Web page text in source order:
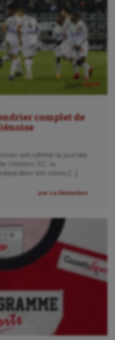
complet de
ont rythmé la journée
l’Amiens SC, le
est connu […]
par La Rédaction